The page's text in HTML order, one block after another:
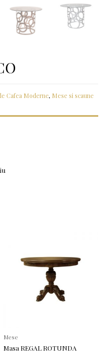
Cafea Moderne, Mese si scaune
Mese
Masa REGAL ROTUNDA